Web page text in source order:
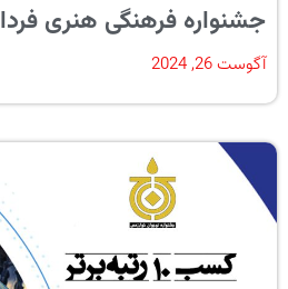
جشنواره فرهنگی هنری فردا
آگوست 26, 2024